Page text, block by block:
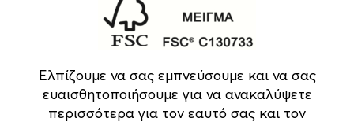
Ελπίζουμε να σας εμπνεύσουμε και να σας
ευαισθητοποιήσουμε για να ανακαλύψετε
περισσότερα για τον εαυτό σας και τον